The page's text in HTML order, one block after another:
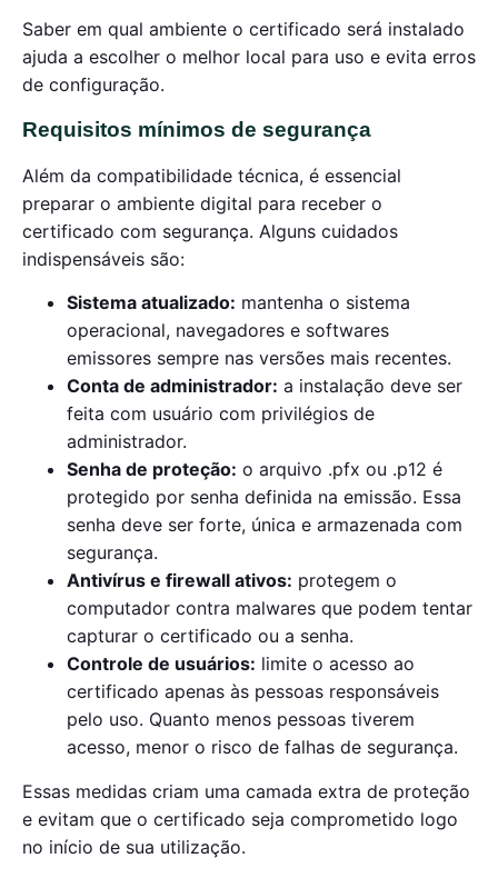
Saber em qual ambiente o certificado será instalado
ajuda a escolher o melhor local para uso e evita erros
de configuração.
Requisitos mínimos de segurança
Além da compatibilidade técnica, é essencial
preparar o ambiente digital para receber o
certificado com segurança. Alguns cuidados
indispensáveis são:
Sistema atualizado: mantenha o sistema
operacional, navegadores e softwares
emissores sempre nas versões mais recentes.
Conta de administrador: a instalação deve ser
feita com usuário com privilégios de
administrador.
Senha de proteção: o arquivo .pfx ou .p12 é
protegido por senha definida na emissão. Essa
senha deve ser forte, única e armazenada com
segurança.
Antivírus e firewall ativos: protegem o
computador contra malwares que podem tentar
capturar o certificado ou a senha.
Controle de usuários: limite o acesso ao
certificado apenas às pessoas responsáveis
pelo uso. Quanto menos pessoas tiverem
acesso, menor o risco de falhas de segurança.
Essas medidas criam uma camada extra de proteção
e evitam que o certificado seja comprometido logo
no início de sua utilização.